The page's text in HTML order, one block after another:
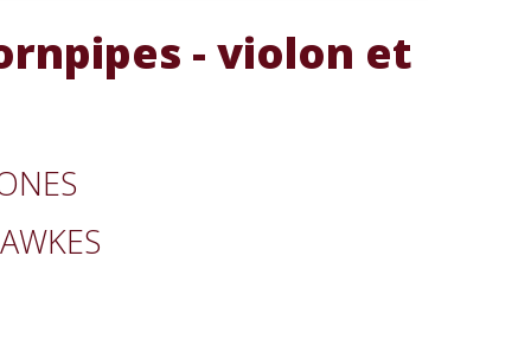
- violon et